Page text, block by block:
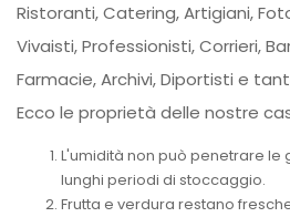
Ristoranti, Catering, Artigiani,
Vivaisti, Professionisti, Corrieri,
Farmacie, Archivi, Diportisti e
Ecco le proprietà delle nostre
L'umidità non può penetrare le
lunghi periodi di stoccaggio.
Frutta e verdura restano